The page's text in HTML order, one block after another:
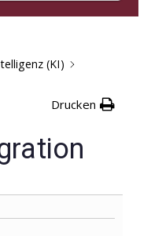
(KI)
Drucken